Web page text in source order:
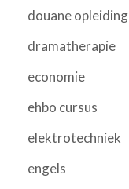
douane opleiding
dramatherapie
economie
ehbo cursus
elektrotechniek
engels